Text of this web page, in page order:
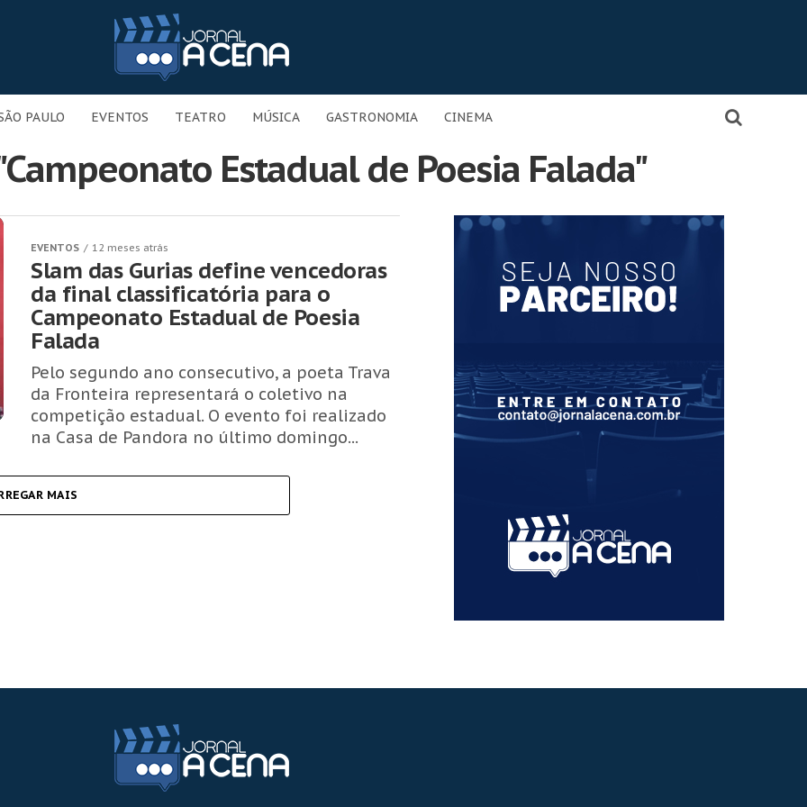
PAULO EVENTOS TEATRO MÚSICA GASTRONOMIA CINEMA
Estadual de Poesia Falada"
EVENTOS 12 meses atrás
Slam das Gurias define vencedoras
da final classificatória para o
Campeonato Estadual de Poesia
Falada
Pelo segundo ano consecutivo, a poeta Trava
da Fronteira representará o coletivo na
competição estadual. O evento foi realizado
na Casa de Pandora no último domingo...
MAIS